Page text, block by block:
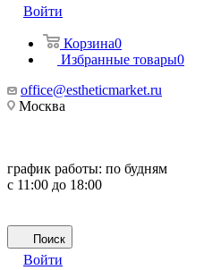
Войти
Корзина0
Избранные товары0
office@estheticmarket.ru
Москва
график работы: по будням
с 11:00 до 18:00
Поиск
Войти